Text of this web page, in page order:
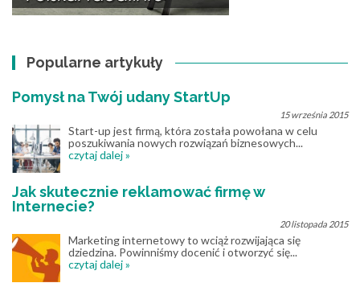
Popularne artykuły
Pomysł na Twój udany StartUp
15 września 2015
Start-up jest firmą, która została powołana w celu
poszukiwania nowych rozwiązań biznesowych...
czytaj dalej »
Jak skutecznie reklamować firmę w
Internecie?
20 listopada 2015
Marketing internetowy to wciąż rozwijająca się
dziedzina. Powinniśmy docenić i otworzyć się...
czytaj dalej »